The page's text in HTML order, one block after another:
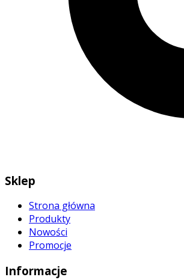
Sklep
Strona główna
Produkty
Nowości
Promocje
Informacje